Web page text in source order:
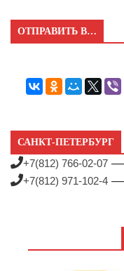
ОТПРАВИТЬ В…
САНКТ-ПЕТЕРБУРГ
+7(812) 766-02-07 —
+7(812) 971-102-4 —